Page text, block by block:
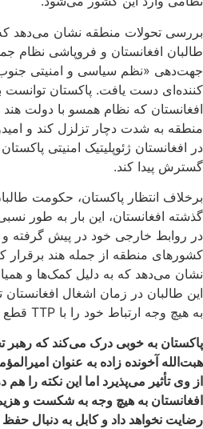
بررسی تحولات منطقه نشان می‌دهد که
طالبان افغانستان و فروپاشی نظام
جهت‌دهی «نظم سیاسی و امنیتی جنوب
کننده‌ای دست یافت. پاکستان توانست
افغانستان که نظام همسو با دولت هند
منطقه به شدت دچار تزلزل کند و
در افغانستان ژئوپلیتیک امنیتی
گسترش پیدا کند.
برخلاف انتظار پاکستان، حکومت
گذشته افغانستان، این بار به طور
در روابط خارجی خود در پیش گرفته و
کشورهای منطقه از جمله هند برقرار
نشان می‌دهد که به دلیل کمک‌ها و
این طالبان در زمان اشغال
به هیچ وجه ارتباط خود را با TTP قطع نخواهد کرد.
پاکستان به خوبی درک می‌کند که رهبر
هبت‌الله آخونده زاده به عنوان
از وی تأثیر می‌پذیرد اما این نکته را
افغانستان به هیچ وجه به شکست و